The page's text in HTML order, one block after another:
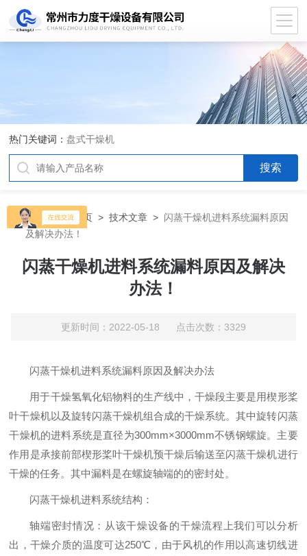
热门关键词： 盘式干燥机
当前位置：首页 >技术文章 > 闪蒸干燥机进料系统漏料原因
及解决办法！
闪蒸干燥机进料系统漏料原因及解决
办法！
更新时间：2022-05-18 点击次数：3329
闪蒸干燥机进料系统漏料原因及解决办法
用于干燥氢氧化铝物料的生产线中，干燥段主要是用楔形桨
叶干燥机以及旋转闪蒸干燥机组合成的干燥系统。其中旋转闪蒸
干燥机的进料系统是直径为300mm×3000mm不锈钢螺旋。主要
作用是承接前部楔形桨叶干燥机预干燥后输送至闪蒸干燥机进行
干燥的任务。其中漏料是在螺旋轴端的的密封处。
闪蒸干燥机进料系统结构：
轴端密封情况：从该干燥设备的干燥流程上我们可以分析
出，干燥介质的温度可达250℃，由于风机的作用以高速切线进